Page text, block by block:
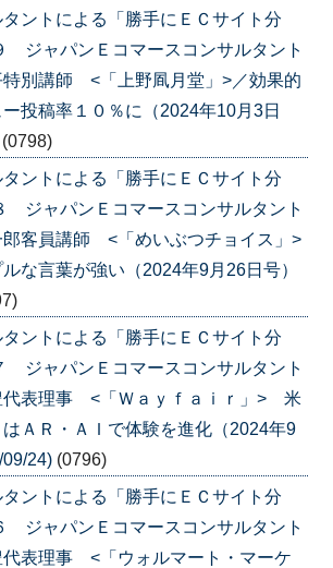
タントによる「勝手にＥＣサイト分
ジャパンＥコマースコンサルタント
別講師 <「上野凮月堂」>／効果的
投稿率１０％に（2024年10月3日
(0798)
タントによる「勝手にＥＣサイト分
ジャパンＥコマースコンサルタント
客員講師 <「めいぶつチョイス」>
な言葉が強い（2024年9月26日号）
タントによる「勝手にＥＣサイト分
ジャパンＥコマースコンサルタント
表理事 <「Ｗａｙｆａｉｒ」> 米
ＡＲ・ＡＩで体験を進化（2024年9
09/24) (0796)
タントによる「勝手にＥＣサイト分
ジャパンＥコマースコンサルタント
表理事 <「ウォルマート・マーケ